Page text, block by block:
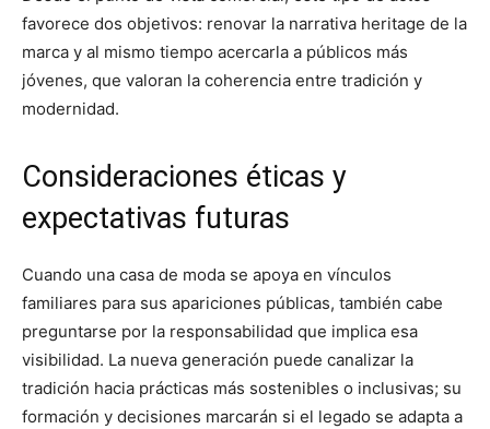
favorece dos objetivos: renovar la narrativa heritage de la
marca y al mismo tiempo acercarla a públicos más
jóvenes, que valoran la coherencia entre tradición y
modernidad.
Consideraciones éticas y
expectativas futuras
Cuando una casa de moda se apoya en vínculos
familiares para sus apariciones públicas, también cabe
preguntarse por la responsabilidad que implica esa
visibilidad. La nueva generación puede canalizar la
tradición hacia prácticas más sostenibles o inclusivas; su
formación y decisiones marcarán si el legado se adapta a